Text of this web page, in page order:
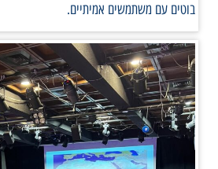
בוטים עם משתמשים אמיתיים.